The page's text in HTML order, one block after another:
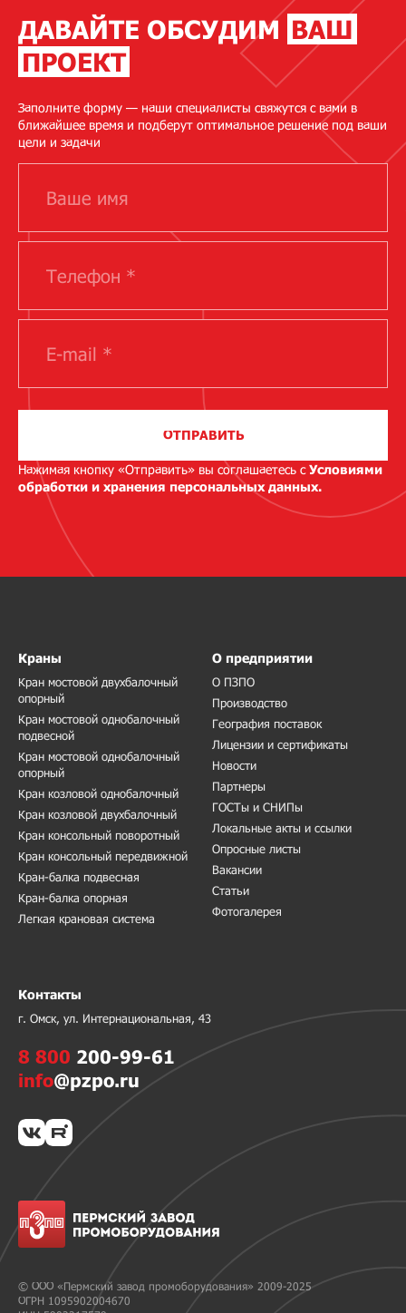
ДАВАЙТЕ ОБСУДИМ ВАШ
ПРОЕКТ
Заполните форму — наши специалисты свяжутся с вами в
ближайшее время и подберут оптимальное решение под ваши
цели и задачи
ОТПРАВИТЬ
Нажимая кнопку «Отправить» вы соглашаетесь сУсловиями
обработки и хранения персональных данных.
© ООО «Пермский завод промоборудования» 2009-2025
ОГРН 1095902004670
Краны
Кран мостовой двухбалочный
опорный
Кран мостовой однобалочный
подвесной
Кран мостовой однобалочный
опорный
Кран козловой однобалочный
Кран козловой двухбалочный
Кран консольный поворотный
Кран консольный передвижной
Кран-балка подвесная
Кран-балка опорная
Легкая крановая система
О предприятии
О ПЗПО
Производство
География поставок
Лицензии и сертификаты
Новости
Партнеры
ГОСТы и СНИПы
Локальные акты и ссылки
Опросные листы
Вакансии
Статьи
Фотогалерея
Контакты
г. Омск, ул. Интернациональная, 43
8 800 200-99-61
info@pzpo.ru